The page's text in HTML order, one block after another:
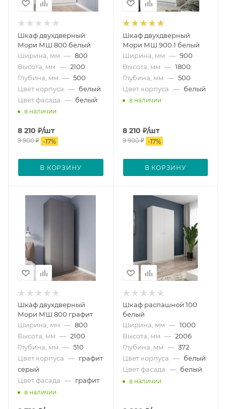
Шкаф двухдверный
Мори МШ 800 белый
Ширина, мм — 800
Высота, мм — 2100
Глубина, мм — 500
Цвет корпуса — белый
Цвет фасада — белый
в наличии
8 210 ₽/шт
9 900₽ -17%
В КОРЗИНУ
Шкаф двухдверный
Мори МШ 900.1 белый
Ширина, мм — 900
Высота, мм — 1800
Глубина, мм — 500
Цвет корпуса — белый
в наличии
8 210 ₽/шт
9 900₽ -17%
В КОРЗИНУ
Шкаф двухдверный
Мори МШ 800 графит
Ширина, мм — 800
Высота, мм — 2100
Глубина, мм — 510
Цвет корпуса — графит
серый
Цвет фасада — графит
в наличии
Шкаф распашной 100
белый
Ширина, мм — 1000
Высота, мм — 2006
Глубина, мм — 372
Цвет корпуса — белый
Цвет фасада — белый
в наличии